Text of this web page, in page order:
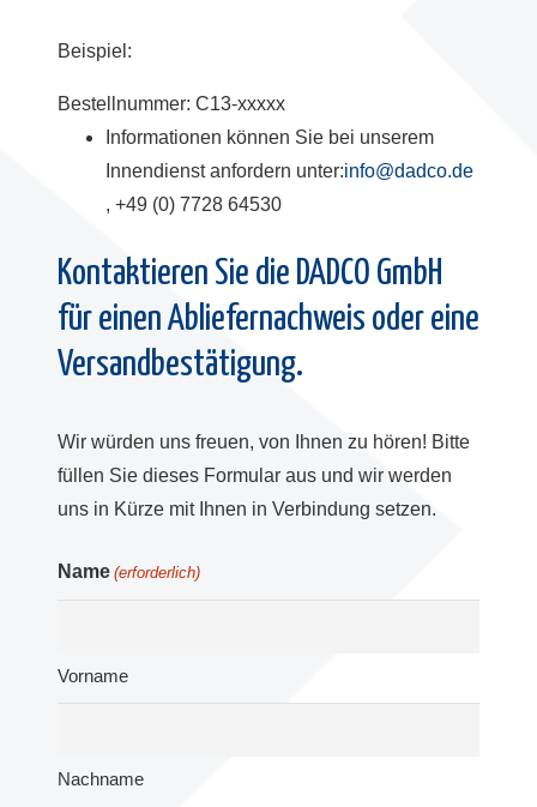
Beispiel:
Bestellnummer: C13-xxxxx
Informationen können Sie bei unserem
Innendienst anfordern unter:info@dadco.de
, +49 (0) 7728 64530
Kontaktieren Sie die DADCO GmbH
für einen Abliefernachweis oder eine
Versandbestätigung.
Wir würden uns freuen, von Ihnen zu hören! Bitte
füllen Sie dieses Formular aus und wir werden
uns in Kürze mit Ihnen in Verbindung setzen.
Name (erforderlich)
Vorname
Nachname